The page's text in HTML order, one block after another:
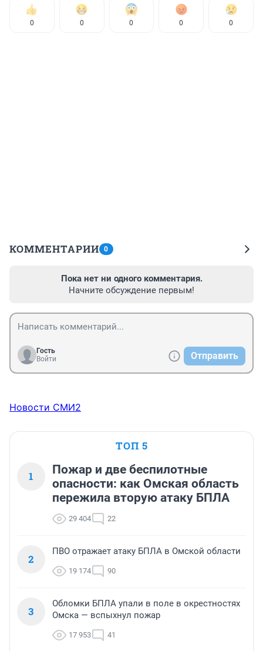
0 0 0 0 0
КОММЕНТАРИИ 0
Пока нет ни одного комментария.
Начните обсуждение первым!
Гость
Войти
Отправить
Новости СМИ2
ТОП 5
1
Пожар и две беспилотные
опасности: как Омская область
пережила вторую атаку БПЛА
29 404 22
2
ПВО отражает атаку БПЛА в Омской области
19 174 90
3
Обломки БПЛА упали в поле в окрестностях
Омска — вспыхнул пожар
17 953 41